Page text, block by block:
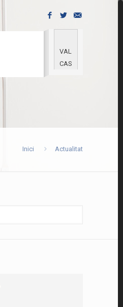
VAL
CAS
Inici Actualitat